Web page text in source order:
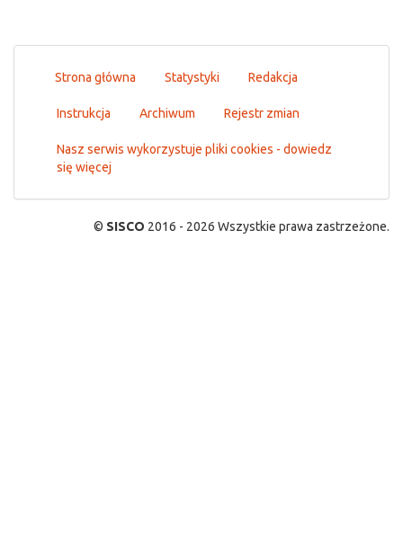
Strona główna Statystyki Redakcja
Instrukcja Archiwum Rejestr zmian
Nasz serwis wykorzystuje pliki cookies - dowiedz
się więcej
© SISCO 2016 - 2026 Wszystkie prawa zastrzeżone.